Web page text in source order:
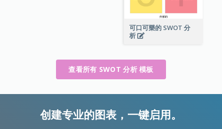
可口可樂的 SWOT 分
析
查看所有 SWOT 分析 模板
创建专业的图表，一键启用。